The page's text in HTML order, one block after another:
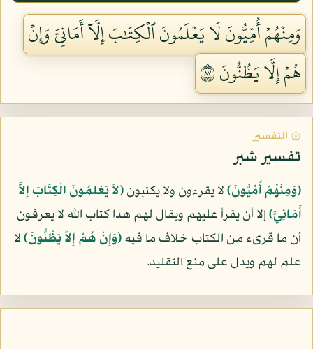
وَمِنۡهُمۡ أُمِّيُّونَ لَا يَعۡلَمُونَ ٱلۡكِتَٰبَ إِلَّآ أَمَانِيَّ وَإِنۡ
هُمۡ إِلَّا يَظُنُّونَ ٧٨
۞ التفسير
تفسير شبر
﴿وَمِنْهُمْ أُمِّيُّونَ﴾لا يقرءون ولا يكتبون﴿لاَ يَعْلَمُونَ الْكِتَابَ إِلاَّ
أَمَانِيَّ﴾إلا أن يقرأ عليهم ويقال لهم هذا كتاب الله لا يعرفون
أن ما قرىء من الكتاب خلاف ما فيه﴿وَإِنْ هُمْ إِلاَّ يَظُنُّونَ﴾لا
علم لهم ويدل على منع التقليد.